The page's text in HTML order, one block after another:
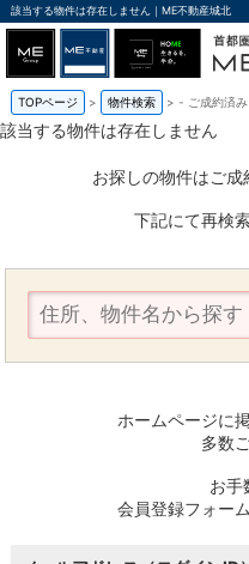
該当する物件は存在しません｜ME不動産城北
TOPページ 物件検索 - ご成約済み
該当する物件は存在しません
お探しの物件はご成
下記にて再検
ホームページに
多数
お手
会員登録フォー